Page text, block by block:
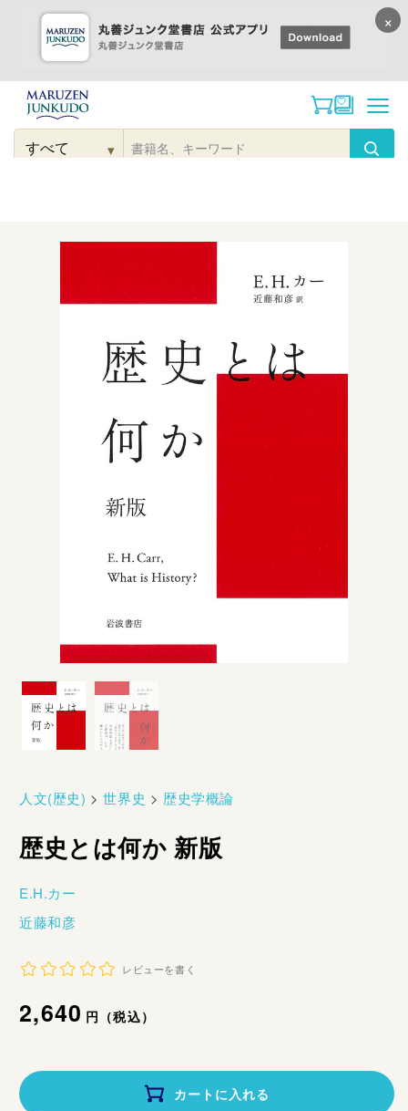
コンテンツに
進む
検
▾
人文(歴史) >世界史 > 歴史学概論
歴史とは何か 新版
E.H.カー
近藤和彦
レビューを書く
通
価
2,640円（税込）
カートに入れる
×